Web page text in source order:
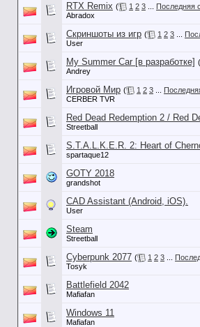
RTX Remix ( 1 2 3 Последняя
Abradox
Скриншоты из игр ( 1 2 3
User
My Summer Car [в разработке] (
Andrey
Игровой Мир ( 1 2 3
CERBER TVR
Red Dead Redemption 2 / Red
Streetball
S.T.A.L.K.E.R. 2: Heart of
spartaque12
GOTY 2018
grandshot
CAD Assistant (Android, iOS).
User
Steam
Streetball
Cyberpunk 2077 ( 1 2 3
Tosyk
Battlefield 2042
Mafiafan
Windows 11
Mafiafan